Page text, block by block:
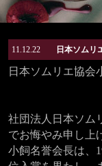
11.12.22 日本ソム
日本ソムリエ協
社団法人日本ソム
でお悔やみ申し上
小飼名誉会長は、